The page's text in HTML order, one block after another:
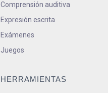
Comprensión auditiva
Expresión escrita
Exámenes
Juegos
HERRAMIENTAS